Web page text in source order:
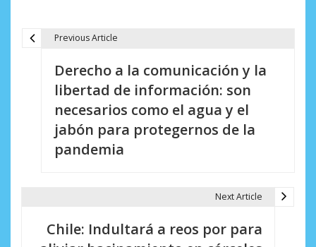
Previous Article
Derecho a la comunicación y la
libertad de información: son
necesarios como el agua y el
jabón para protegernos de la
pandemia
Next Article
Chile: Indultará a reos por para